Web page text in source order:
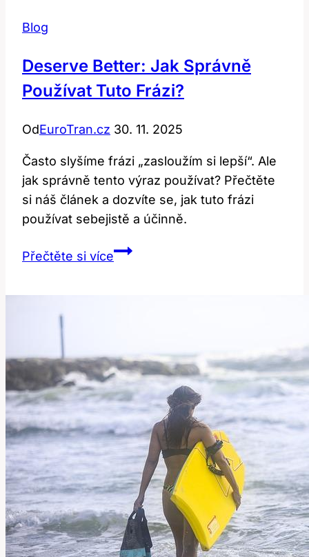
Blog
Deserve Better: Jak Správně
Používat Tuto Frázi?
OdEuroTran.cz 30. 11. 2025
Často slyšíme frázi „zasloužím si lepší“. Ale
jak správně tento výraz používat? Přečtěte
si náš článek a dozvíte se, jak tuto frázi
používat sebejistě a účinně.
Přečtěte si víceDeserve
Frázi?